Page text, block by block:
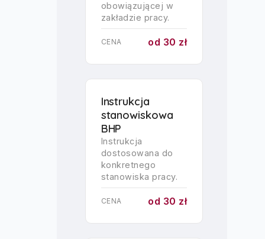
obowiązującej w
zakładzie pracy.
CENA od 30 zł
Instrukcja
stanowiskowa
BHP
Instrukcja
dostosowana do
konkretnego
stanowiska pracy.
CENA od 30 zł